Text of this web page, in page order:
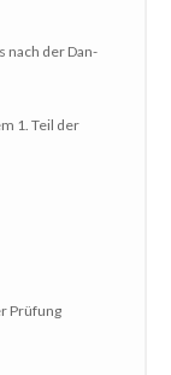
nach der Dan-
1. Teil der
Prüfung